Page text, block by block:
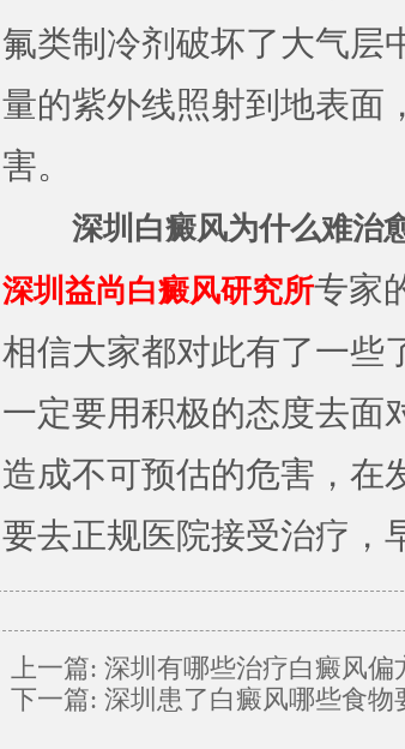
氟类制冷剂破坏了大气层
量的紫外线照射到地表面
害。
深圳白癜风为什么难治
深圳益尚白癜风研究所专家
相信大家都对此有了一些
一定要用积极的态度去面
造成不可预估的危害，在
要去正规医院接受治疗，
上一篇: 深圳有哪些治疗白癜风偏
下一篇: 深圳患了白癜风哪些食物